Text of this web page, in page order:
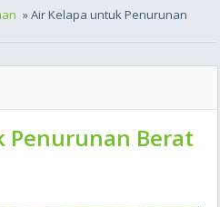
» Air Kelapa untuk Penurunan
Penurunan Berat